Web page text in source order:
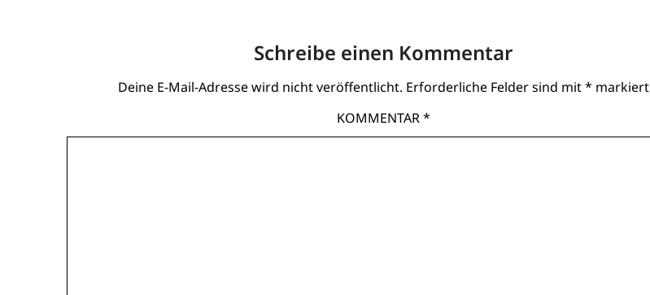
Schreibe einen Kommentar
Deine E-Mail-Adresse wird nicht veröffentlicht. Erforderliche Felder sind mit* markiert
KOMMENTAR*